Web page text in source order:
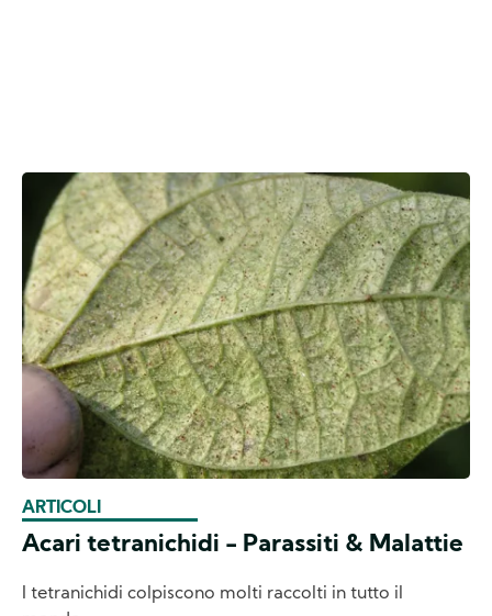
ARTICOLI
Acari tetranichidi - Parassiti & Malattie
I tetranichidi colpiscono molti raccolti in tutto il